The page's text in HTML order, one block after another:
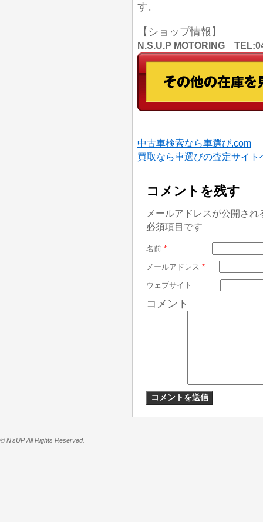
す。
【ショップ情報】
N.S.U.P MOTORING
中古車検索なら車選び.com
買取なら車選びの査定サイト
コメントを残す
メールアドレスが公開さ
必須項目です
名前 *
メールアドレス *
ウェブサイト
コメント
© N'sUP All Rights Reserved.